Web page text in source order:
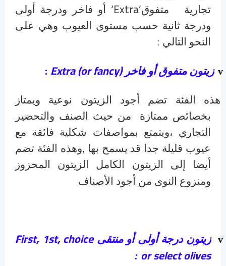
تجارية متفوق‘Extra’ أو فاخر
ودرجة أولى
ودرجة ثانية حسب مستوى العيوب وهي على
النحو التالي :
v زيتون متفوق أو فاخرExtra (or fancy)
:
هذه الفئة تضم أجود الزيتون نوعية ويمتاز
بخصائص ممتازة من حيث الصنف والتحضير
التجاري ،ويتمتع بمواصفات شكلية فائقة مع
عيوب قليلة جدا قد يسمح بها ,وهذه الفئة تضم
أيضا إلى الزيتون الكامل الزيتون المحزوز
ومنزوع النوى من أجود الأصناف
v زيتون درجة أولى أو منتقى First, 1st, choice
or select olives
: